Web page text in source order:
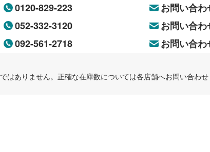
0120-829-223
お問い合わ
052-332-3120
お問い合わ
092-561-2718 お問い合わ
ありません。正確な在庫数については各店舗へお問い合わせ